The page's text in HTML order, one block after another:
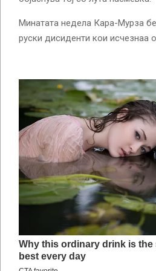
Минатата недела Кара-Мурза
руски дисиденти кои исчезнаа